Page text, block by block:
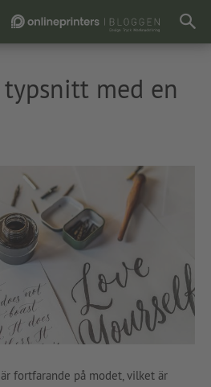
med en
fortfarande på modet, vilket är